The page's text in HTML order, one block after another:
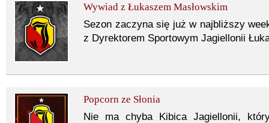
Wywiad z Łukaszem Masłowskim
Sezon zaczyna się już w najbliższy
z Dyrektorem Sportowym Jagiellonii
Popcorn ze Słonia
Nie ma chyba Kibica Jagiellonii,